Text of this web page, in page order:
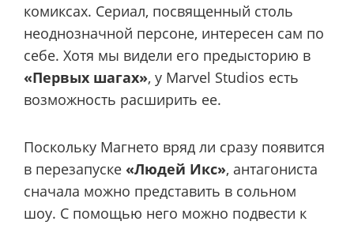
комиксах. Сериал, посвященный столь
неоднозначной персоне, интересен сам по
себе. Хотя мы видели его предысторию в
«Первых шагах», у Marvel Studios есть
возможность расширить ее.
Поскольку Магнето вряд ли сразу появится
в перезапуске «Людей Икс», антагониста
сначала можно представить в сольном
шоу. С помощью него можно подвести к